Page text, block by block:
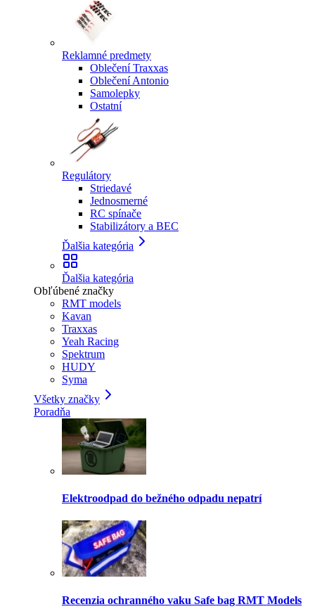
Reklamné predmety
Oblečení Traxxas
Oblečení Antonio
Samolepky
Ostatní
Regulátory
Striedavé
Jednosmerné
RC spínače
Stabilizátory a BEC
Ďalšia kategória
Ďalšia kategória
Obľúbené značky
RMT models
Kavan
Traxxas
Yeah Racing
Spektrum
HUDY
Syma
Všetky značky
Poradňa
Elektroodpad do bežného odpadu nepatrí
Recenzia ochranného vaku Safe bag RMT Models